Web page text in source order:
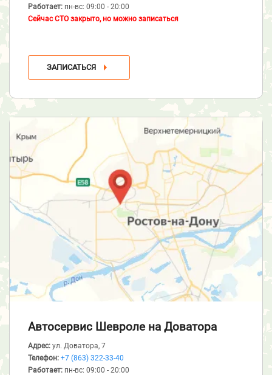
Работает: пн-вс: 09:00 - 20:00
Сейчас СТО закрыто, но можно записаться
ЗАПИСАТЬСЯ
Автосервис Шевроле на Доватора
Адрес: ул. Доватора, 7
Телефон: +7 (863) 322-33-40
Работает: пн-вс: 09:00 - 20:00